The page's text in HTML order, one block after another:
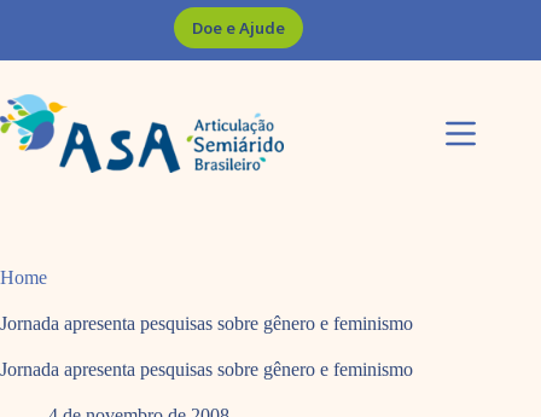
Doe e Ajude
Home
Jornada apresenta pesquisas sobre gênero e feminismo
Jornada apresenta pesquisas sobre gênero e feminismo